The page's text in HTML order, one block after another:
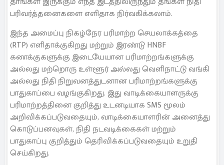
பரிவர்த்தனைகளை எளிதாக நிர்வகிக்கலாம்.
இந்த அமைப்பு நிகழ்நேர பரிமாற்ற செயலாக்கத்தை
(RTP) எளிதாக்குகிறது மற்றும் இரண்டு HNBF
கணக்குகளுக்கு இடையேயான பரிமாற்றங்களுக்கு
அல்லது மற்றொரு உள்ளூர் அல்லது வெளிநாட்டு வங்கி
அல்லது நிதி நிறுவனத்துடனான பரிமாற்றங்களுக்கு
பாதுகாப்பை வழங்குகிறது. இது வாடிக்கையாளருக்கு
பரிமாற்றத்தினை குறித்து உடனடியாக SMS மூலம்
அறிவிக்கப்படுவதையும், வாடிக்கையாளரின் அனைத்து
கொடுப்பனவுகள், நிதி நடவடிக்கைகள் மற்றும்
பாதுகாப்பு குறித்தும் தெரிவிக்கப்படுவதையும் உறுதி
செய்கிறது.